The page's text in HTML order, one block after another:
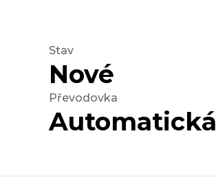
Stav
Nové
Převodovka
Automatická